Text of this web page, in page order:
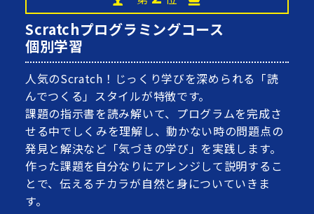
Scratchプログラミングコース
個別学習
人気のScratch！じっくり学びを深められる「読
んでつくる」スタイルが特徴です。
課題の指示書を読み解いて、プログラムを完成さ
せる中でしくみを理解し、動かない時の問題点の
発見と解決など「気づきの学び」を実践します。
作った課題を自分なりにアレンジして説明するこ
とで、伝えるチカラが自然と身についていきま
す。